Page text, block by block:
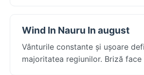
Wind In Nauru In august
Vânturile constante și ușoare
majoritatea regiunilor. Briză